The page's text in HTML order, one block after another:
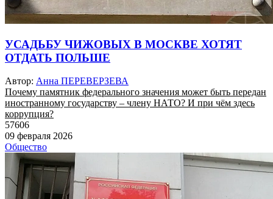
УСАДЬБУ ЧИЖОВЫХ В МОСКВЕ ХОТЯТ
ОТДАТЬ ПОЛЬШЕ
Автор: Анна ПЕРЕВЕРЗЕВА
Почему памятник федерального значения может быть передан
иностранному государству – члену НАТО? И при чём здесь
коррупция?
57606
09 февраля 2026
Общество